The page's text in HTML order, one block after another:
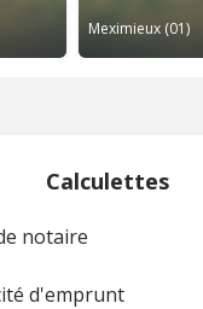
Meximieux (01)
Calculettes
notaire
d'emprunt